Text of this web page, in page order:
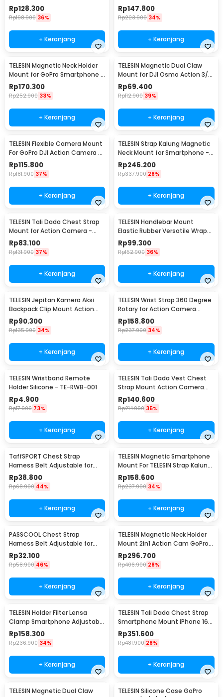
Camera - TE-MMK-002
Rp128.300
Rp198.900 36%
+ Keranjang
Smartphone - TE-HNB-003
Rp147.800
Rp223.900 34%
+ Keranjang
TELESIN Magnetic Neck Holder
Mount for GoPro Smartphone -
TE-HNB-002
Rp170.300
Rp252.900 33%
+ Keranjang
TELESIN Magnetic Dual Claw
Mount for DJI Osmo Action 3/4
- OA-TPM-T04
Rp69.400
Rp112.900 39%
+ Keranjang
TELESIN Flexible Camera Mount
For GoPro DJI Action Camera -
TE-FM-002
Rp115.800
Rp181.900 37%
+ Keranjang
TELESIN Strap Kalung Magnetic
Neck Mount for Smartphone -
MNM-001
Rp246.200
Rp337.900 28%
+ Keranjang
TELESIN Tali Dada Chest Strap
Mount for Action Camera -
GP-UCS-001
Rp83.100
Rp131.900 37%
+ Keranjang
TELESIN Handlebar Mount
Elastic Rubber Versatile Wrap
Action Camera - TLQ-001
Rp99.300
Rp152.900 36%
+ Keranjang
TELESIN Jepitan Kamera Aksi
Backpack Clip Mount Action
Camera - GP-JFM-002
Rp90.300
Rp135.900 34%
+ Keranjang
TELESIN Wrist Strap 360 Degree
Rotary for Action Camera
GoPro SJCAM - GP-WFS-221
Rp158.800
Rp237.900 34%
+ Keranjang
TELESIN Wristband Remote
Holder Silicone - TE-RWB-001
Rp4.900
Rp17.900 73%
+ Keranjang
TELESIN Tali Dada Vest Chest
Strap Mount Action Camera
Quick Release - S2-CGP-01
Rp140.600
Rp214.900 35%
+ Keranjang
TaffSPORT Chest Strap
Harness Belt Adjustable for
GoPro and Smartphone - G-11
Rp38.800
Rp68.900 44%
+ Keranjang
TELESIN Magnetic Smartphone
Mount For TELESIN Strap Kalung
- P7-MB-01
Rp158.600
Rp237.900 34%
+ Keranjang
PASSCOOL Chest Strap
Harness Belt Adjustable for
GoPro and Smartphone - PL03
Rp32.100
Rp58.900 46%
+ Keranjang
TELESIN Magnetic Neck Holder
Mount 2in1 Action Cam GoPro
Smartphone - P2-HNB-02
Rp296.700
Rp406.900 28%
+ Keranjang
TELESIN Holder Filter Lensa
Clamp Smartphone Adjustable
67mm - P3-EAK-02
Rp158.300
Rp236.900 34%
+ Keranjang
TELESIN Tali Dada Chest Strap
Smartphone Mount iPhone 16
Pro Max - P2-CGP-02
Rp351.600
Rp481.900 28%
+ Keranjang
TELESIN Magnetic Dual Claw
TELESIN Silicone Case GoPro